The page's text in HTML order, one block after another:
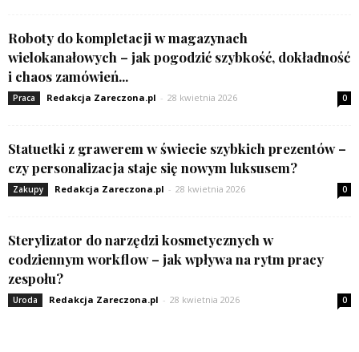
Roboty do kompletacji w magazynach
wielokanałowych – jak pogodzić szybkość, dokładność
i chaos zamówień...
Praca Redakcja Zareczona.pl - 28 kwietnia 2026 0
Statuetki z grawerem w świecie szybkich prezentów –
czy personalizacja staje się nowym luksusem?
Zakupy Redakcja Zareczona.pl - 28 kwietnia 2026 0
Sterylizator do narzędzi kosmetycznych w
codziennym workflow – jak wpływa na rytm pracy
zespołu?
Uroda Redakcja Zareczona.pl - 28 kwietnia 2026 0